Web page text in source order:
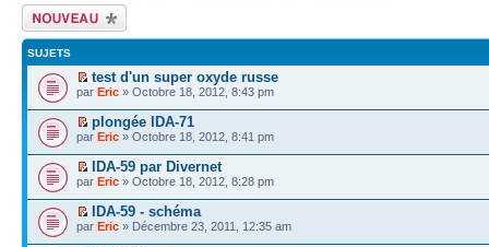
Écrire un nouveau
sujet
SUJETS
test d'un super oxyde russe
par Eric » Octobre 18, 2012, 8:43 pm
plongée IDA-71
par Eric » Octobre 18, 2012, 8:41 pm
IDA-59 par Divernet
par Eric » Octobre 18, 2012, 8:28 pm
IDA-59 - schéma
par Eric » Décembre 23, 2011, 12:35 am